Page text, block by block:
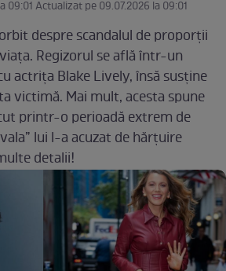
09:01 Actualizat pe 09.07.2026 la 09:01
despre scandalul de proporții
Regizorul se află într-un
actrița Blake Lively, însă susține
victimă. Mai mult, acesta spune
printr-o perioadă extrem de
lui l-a acuzat de hărțuire
detalii!